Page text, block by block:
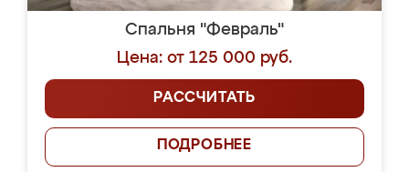
Спальня "Февраль"
Цена: от 125 000 руб.
РАССЧИТАТЬ
ПОДРОБНЕЕ